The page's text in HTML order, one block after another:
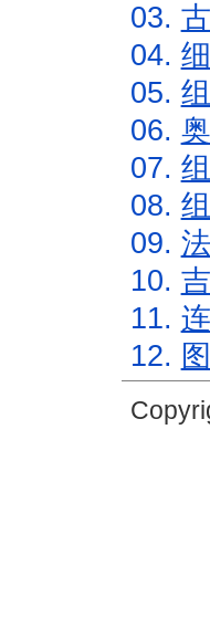
03.
04.
05.
06.
07.
08.
09.
10.
11.
12.